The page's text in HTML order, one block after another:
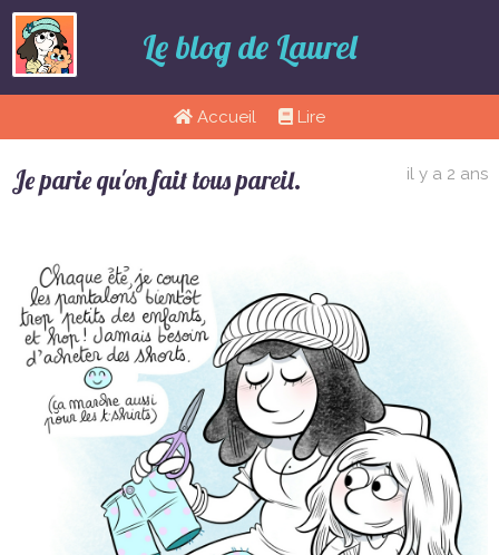
Le blog de Laurel
Accueil Lire
Je parie qu'on fait tous pareil. il y a 2 ans